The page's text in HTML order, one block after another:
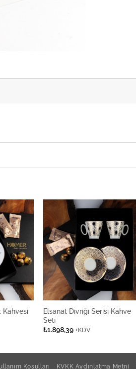
Kahvesi
Elsanat Divriği Serisi Kahve
Seti
₺1.898,39 +KDV
Koşulları KVKK Aydınlatma Metni